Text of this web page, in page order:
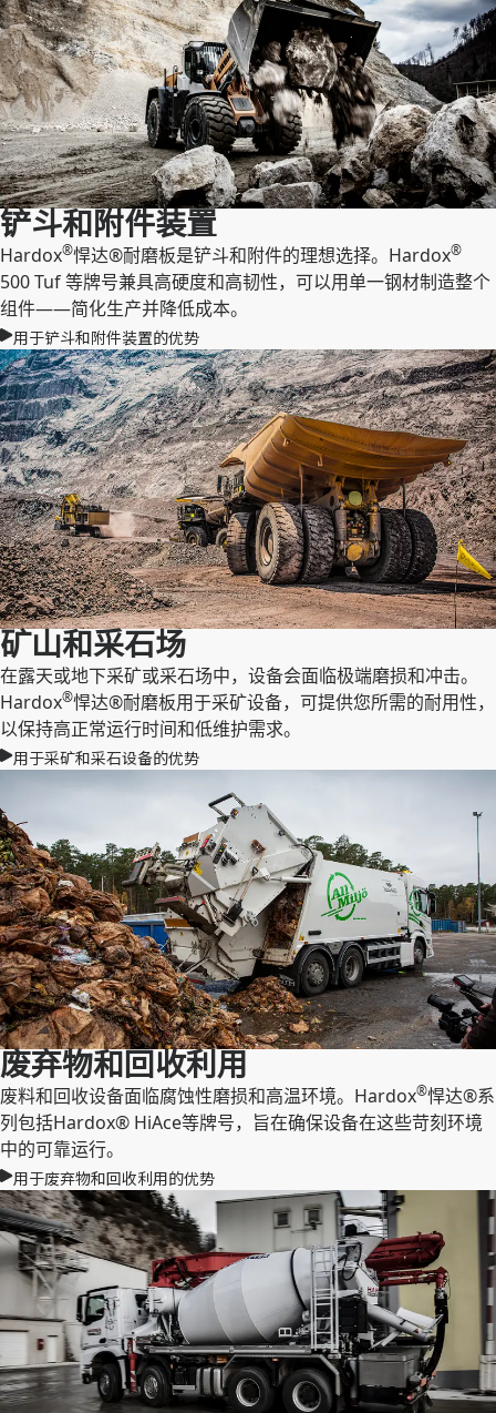
铲斗和附件装置
Hardox®悍达®耐磨板是铲斗和附件的理想选择。Hardox®
500 Tuf 等牌号兼具高硬度和高韧性，可以用单一钢材制造整个
组件——简化生产并降低成本。
用于铲斗和附件装置的优势
矿山和采石场
在露天或地下采矿或采石场中，设备会面临极端磨损和冲击。
Hardox®悍达®耐磨板用于采矿设备，可提供您所需的耐用性，
以保持高正常运行时间和低维护需求。
用于采矿和采石设备的优势
废弃物和回收利用
废料和回收设备面临腐蚀性磨损和高温环境。Hardox®悍达®系
列包括Hardox® HiAce等牌号，旨在确保设备在这些苛刻环境
中的可靠运行。
用于废弃物和回收利用的优势